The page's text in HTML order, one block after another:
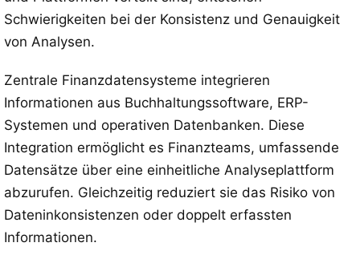
Schwierigkeiten bei der Konsistenz und Genauigkeit
von Analysen.
Zentrale Finanzdatensysteme integrieren
Informationen aus Buchhaltungssoftware, ERP-
Systemen und operativen Datenbanken. Diese
Integration ermöglicht es Finanzteams, umfassende
Datensätze über eine einheitliche Analyseplattform
abzurufen. Gleichzeitig reduziert sie das Risiko von
Dateninkonsistenzen oder doppelt erfassten
Informationen.